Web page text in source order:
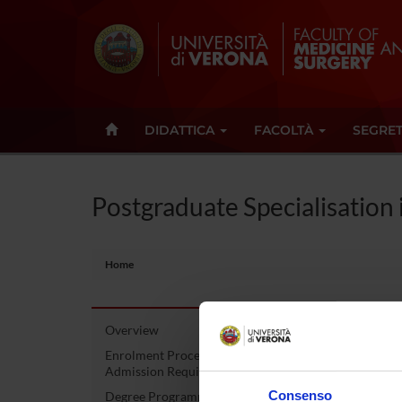
Consenso
DIDATTICA FACOLTÀ
Postgraduate
Home
Overview
Enrolment Procedures and
Admission Requirements
Degree Programme